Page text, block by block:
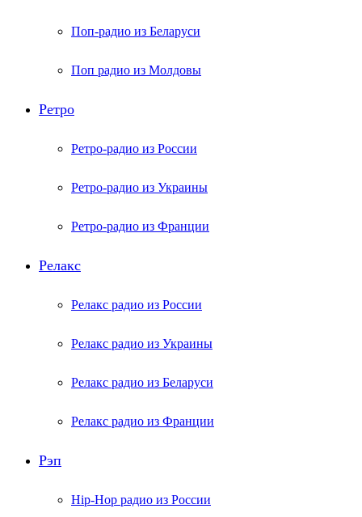
Поп-радио из Беларуси
Поп радио из Молдовы
Ретро
Ретро-радио из России
Ретро-радио из Украины
Ретро-радио из Франции
Релакс
Релакс радио из России
Релакс радио из Украины
Релакс радио из Беларуси
Релакс радио из Франции
Рэп
Hip-Hop радио из России